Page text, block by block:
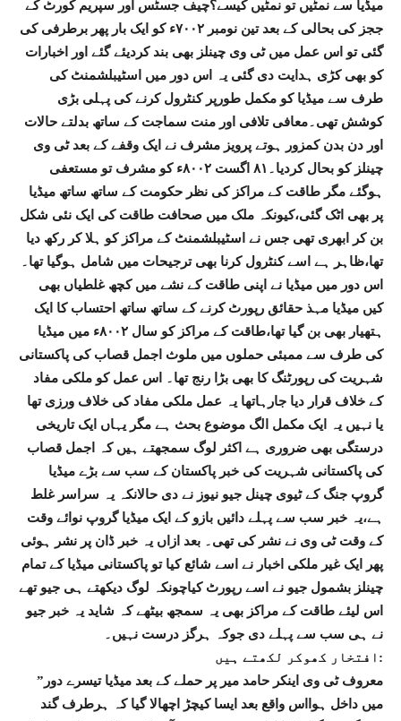
میڈیا سے نمٹیں تو نمٹیں کیسے؟چیف جسٹس اور سپریم کورٹ کے
ججز کی بحالی کے بعد تین نومبر ۷۰۰۲ء کو ایک بار پھر برطرفی کی
گئی تو اس عمل میں ٹی وی چینلز بھی بند کردیئے گئے اور اخبارات
کو بھی کڑی ہدایت دی گئی یہ اس دور میں اسٹیبلشمنٹ کی
طرف سے میڈیا کو مکمل طورپر کنٹرول کرنے کی پہلی بڑی
کوشش تھی۔معافی تلافی اور منت سماجت کے ساتھ بدلتے حالات
اور دن بدن کمزور ہوتے پرویز مشرف نے ایک وقفے کے بعد ٹی وی
چینلز کو بحال کردیا۔۸۱ اگست ۸۰۰۲ء کو مشرف تو مستعفی
ہوگئے مگر طاقت کے مراکز کی نظر حکومت کے ساتھ ساتھ میڈیا
پر بھی اٹک گئی،کیونکہ ملک میں صحافت طاقت کی ایک نئی شکل
بن کر ابھری تھی جس نے اسٹیبلشمنٹ کے مراکز کو ہلا کر رکھ دیا
تھا،ظاہر ہے اسے کنٹرول کرنا بھی ترجیحات میں شامل ہوگیا تھا۔
اس دور میں میڈیا نے اپنی طاقت کے نشے میں کچھ غلطیاں بھی
کیں میڈیا مہذ حقائق رپورٹ کرنے کے ساتھ ساتھ احتساب کا ایک
ہتھیار بھی بن گیا تھا،طاقت کے مراکز کو سال ۸۰۰۲ء میں میڈیا
کی طرف سے ممبئی حملوں میں ملوث اجمل قصاب کی پاکستانی
شہریت کی رپورٹنگ کا بھی بڑا رنج تھا۔ اس عمل کو ملکی مفاد
کے خلاف قرار دیا جارہاتھا یہ عمل ملکی مفاد کی خلاف ورزی تھا
یا نہیں یہ ایک مکمل الگ موضوع بحث ہے مگر یہاں ایک تاریخی
درستگی بھی ضروری ہے اکثر لوگ سمجھتے ہیں کہ اجمل قصاب
کی پاکستانی شہریت کی خبر پاکستان کے سب سے بڑے میڈیا
گروپ جنگ کے ٹیوی چینل جیو نیوز نے دی حالانکہ یہ سراسر غلط
ہے،یہ خبر سب سے پہلے دائیں بازو کے ایک میڈیا گروپ نوائے وقت
کے وقت ٹی وی نے نشر کی تھی۔ بعد ازاں یہ خبر ڈان پر نشر ہوئی
پھر ایک غیر ملکی اخبار نے اسے شائع کیا تو پاکستانی میڈیا کے تمام
چینلز بشمول جیو نے اسے رپورٹ کیاچونکہ لوگ دیکھتے ہی جیو تھے
اس لیئے طاقت کے مراکز بھی یہ سمجھ بیٹھے کہ شاید یہ خبر جیو
نے ہی سب سے پہلے دی جوکہ ہرگز درست نہیں۔
افتخار کھوکر لکھتے ہیں:
”معروف ٹی وی اینکر حامد میر پر حملے کے بعد میڈیا تیسرے دور
میں داخل ہوااس واقع بعد ایسا کیچڑ اچھالا گیا کہ ہرطرف گند